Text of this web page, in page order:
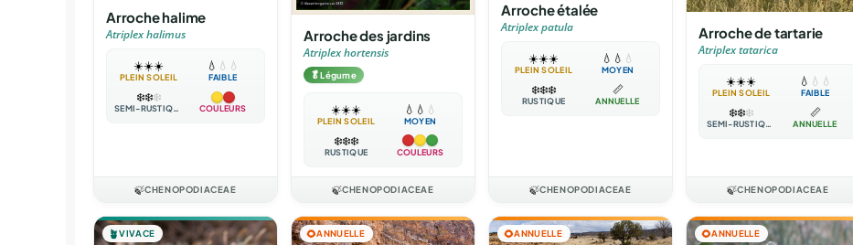
Arroche halime
Atriplex halimus
☀️☀️☀️
PLEIN SOLEIL
💧 💧 💧
FAIBLE
❄️❄️❄️
SEMI-RUSTIQUE COULEURS
🍃CHENOPODIACEAE
Arroche des jardins
Atriplex hortensis
🥬Légume
☀️☀️☀️
PLEIN SOLEIL
💧 💧 💧
MOYEN
❄️❄️❄️
RUSTIQUE COULEURS
🍃CHENOPODIACEAE
Arroche étalée
Atriplex patula
☀️☀️☀️
PLEIN SOLEIL
💧 💧 💧
MOYEN
❄️❄️❄️
RUSTIQUE
📏
ANNUELLE
🍃CHENOPODIACEAE
Arroche de tartarie
Atriplex tatarica
☀️☀️☀️
PLEIN SOLEIL
💧 💧 💧
FAIBLE
❄️❄️❄️
SEMI-RUSTIQUE
📏
ANNUELLE
🍃CHENOPODIACEAE
🪴VIVACE 🌻ANNUELLE 🌻ANNUELLE 🌻ANNUELLE